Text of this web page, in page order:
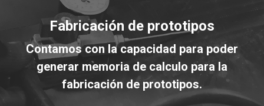
Fabricación de prototipos
Contamos con la capacidad para poder
generar memoria de calculo para la
fabricación de prototipos.